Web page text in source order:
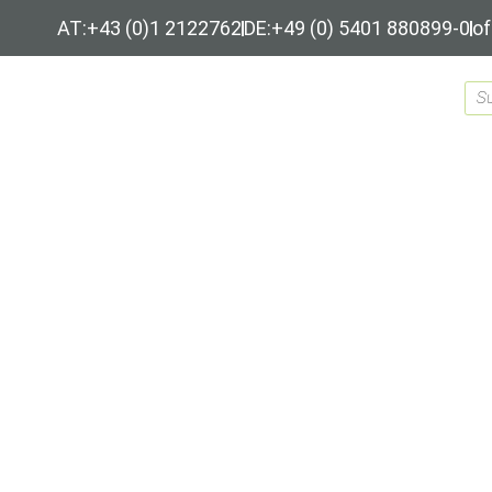
AT:+43 (0)1 2122762DE:+49 (0) 5401 880899-0